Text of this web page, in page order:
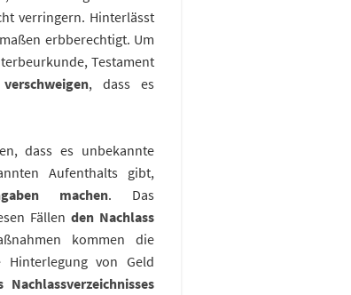
verringern. Hinterlässt
erbberechtigt. Um
Testament
, dass es
dass es unbekannte
Aufenthalts gibt,
machen. Das
Fällen den Nachlass
kommen die
von Geld